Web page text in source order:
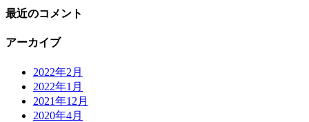
最近のコメント
アーカイブ
2022年2月
2022年1月
2021年12月
2020年4月